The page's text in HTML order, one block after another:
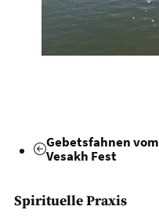
Gebetsfahnen vom
Vesakh Fest
Spirituelle Praxis